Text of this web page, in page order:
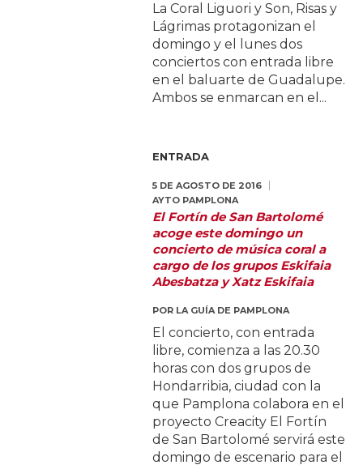
La Coral Liguori y Son, Risas y
Lágrimas protagonizan el
domingo y el lunes dos
conciertos con entrada libre
en el baluarte de Guadalupe.
Ambos se enmarcan en el...
ENTRADA
5 DE AGOSTO DE 2016
AYTO PAMPLONA
El Fortín de San Bartolomé
acoge este domingo un
concierto de música coral a
cargo de los grupos Eskifaia
Abesbatza y Xatz Eskifaia
POR LA GUÍA DE PAMPLONA
El concierto, con entrada
libre, comienza a las 20.30
horas con dos grupos de
Hondarribia, ciudad con la
que Pamplona colabora en el
proyecto Creacity El Fortín
de San Bartolomé servirá este
domingo de escenario para el